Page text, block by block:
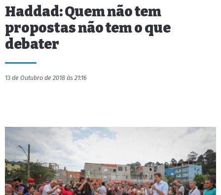
Haddad: Quem não tem
propostas não tem o que
debater
13 de Outubro de 2018 às 21:16